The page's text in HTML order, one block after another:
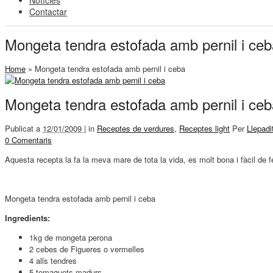
Contactar
Mongeta tendra estofada amb pernil i
Home » Mongeta tendra estofada amb pernil i ceba
Mongeta tendra estofada amb pernil i
Publicat a 12/01/2009 | in Receptes de verdures, Receptes light Per
0 Comentaris
Aquesta recepta la fa la meva mare de tota la vida, es molt bona i fàcil de
Mongeta tendra estofada amb pernil i ceba
Ingredients:
1kg de mongeta perona
2 cebes de Figueres o vermelles
4 alls tendres